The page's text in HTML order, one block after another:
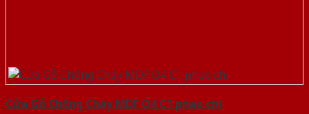
Cửa Gỗ Chống Cháy MDF O4 C1 phao chi